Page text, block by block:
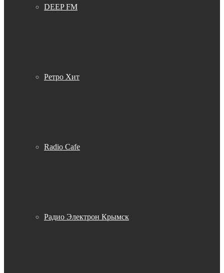
DEEP FM
Ретро Хит
Radio Cafe
Радио Электрон Крымск